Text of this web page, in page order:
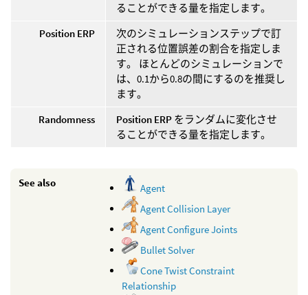
ることができる量を指定します。
Position ERP
次のシミュレーションステップで訂
正される位置誤差の割合を指定しま
す。 ほとんどのシミュレーションで
は、0.1から0.8の間にするのを推奨し
ます。
Randomness
Position ERP をランダムに変化させ
ることができる量を指定します。
See also
Agent
Agent Collision Layer
Agent Configure Joints
Bullet Solver
Cone Twist Constraint
Relationship